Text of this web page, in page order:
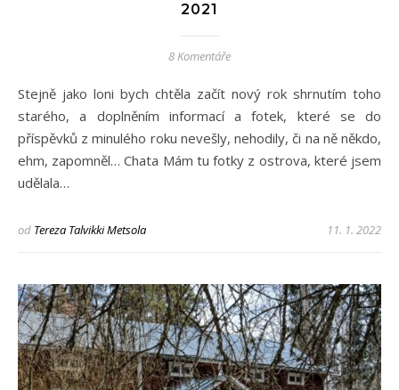
2021
8 Komentáře
Stejně jako loni bych chtěla začít nový rok shrnutím toho
starého, a doplněním informací a fotek, které se do
příspěvků z minulého roku nevešly, nehodily, či na ně někdo,
ehm, zapomněl… Chata Mám tu fotky z ostrova, které jsem
udělala…
od Tereza Talvikki Metsola 11. 1. 2022